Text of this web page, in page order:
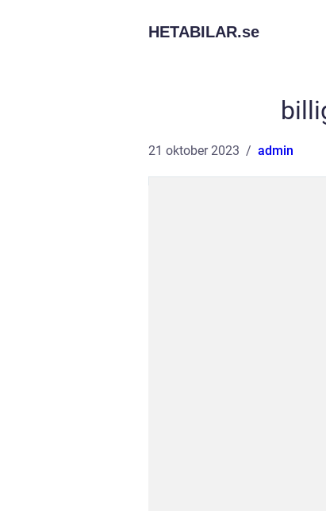
HETABILAR.se
21 oktober 2023 admin